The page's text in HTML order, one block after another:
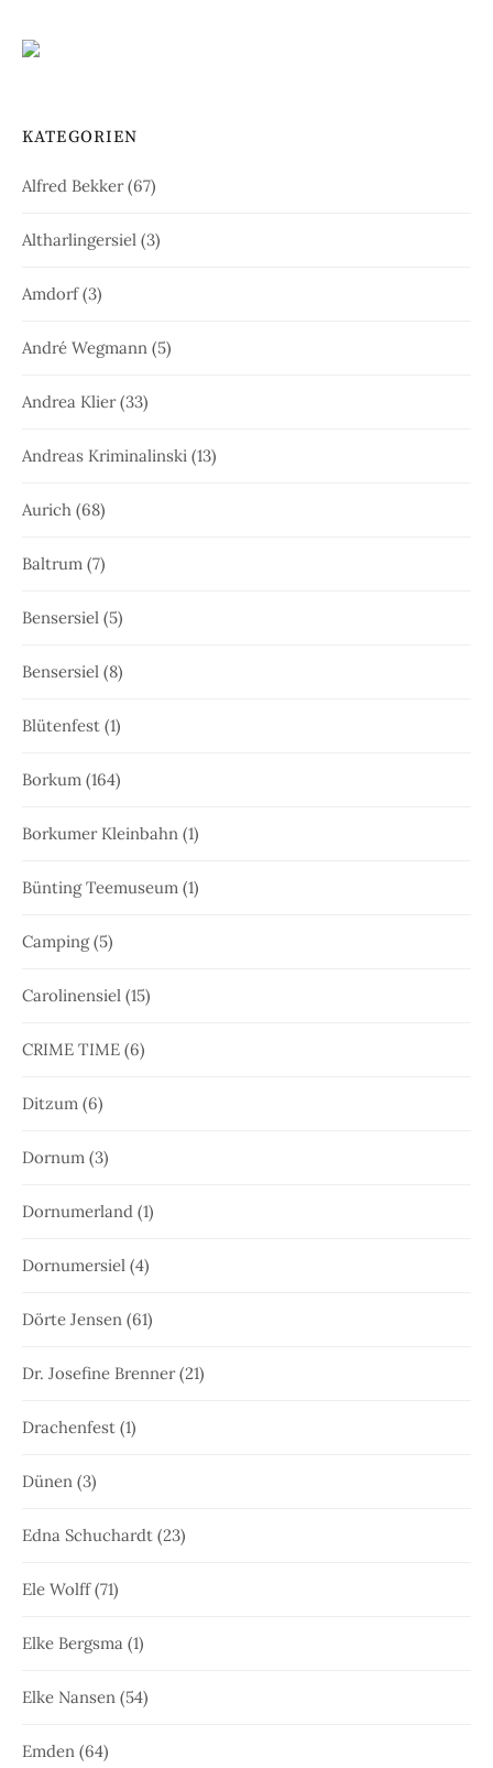
KATEGORIEN
Alfred Bekker(67)
Altharlingersiel (3)
Amdorf(3)
André Wegmann (5)
Andrea Klier(33)
Andreas Kriminalinski (13)
Aurich (68)
Baltrum (7)
Bensersiel (5)
Bensersiel (8)
Blütenfest (1)
Borkum (164)
Borkumer Kleinbahn (1)
Bünting Teemuseum (1)
Camping(5)
Carolinensiel (15)
CRIME TIME (6)
Ditzum (6)
Dornum (3)
Dornumerland (1)
Dornumersiel (4)
Dörte Jensen (61)
Dr. Josefine Brenner(21)
Drachenfest (1)
Dünen (3)
Edna Schuchardt (23)
Ele Wolff(71)
Elke Bergsma (1)
Elke Nansen (54)
Emden (64)